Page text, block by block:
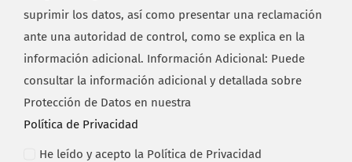
suprimir los datos, así como presentar una reclamación
ante una autoridad de control, como se explica en la
información adicional. Información Adicional: Puede
consultar la información adicional y detallada sobre
Protección de Datos en nuestra
Política de Privacidad
He leído y acepto la Política de Privacidad